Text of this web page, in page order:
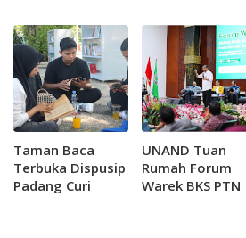
Ditemukan
Meninggal
Hilang Terseret
Ombak
Taman Baca
Terbuka Dispusip
Padang Curi
UNAND Tuan
Rumah Forum
Warek BKS PTN